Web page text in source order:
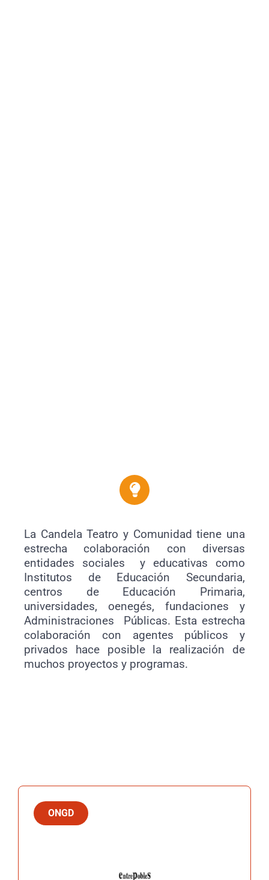
La Candela Teatro y Comunidad tiene una
estrecha colaboración con diversas
entidades sociales y educativas como
Institutos de Educación Secundaria,
centros de Educación Primaria,
universidades, oenegés, fundaciones y
Administraciones Públicas. Esta estrecha
colaboración con agentes públicos y
privados hace posible la realización de
muchos proyectos y programas.
ONGD